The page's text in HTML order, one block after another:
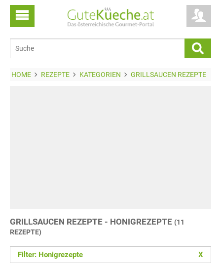
HOME REZEPTE KATEGORIEN GRILLSAUCEN REZEPTE
GRILLSAUCEN REZEPTE - HONIGREZEPTE (11
REZEPTE)
Filter: Honigrezepte X